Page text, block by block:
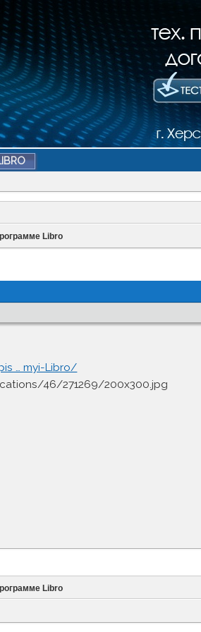
Libro
… myi-Libro/
Libro